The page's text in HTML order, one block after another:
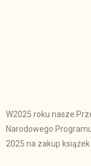
W2025 roku nasze
Narodowego
2025 na zakup